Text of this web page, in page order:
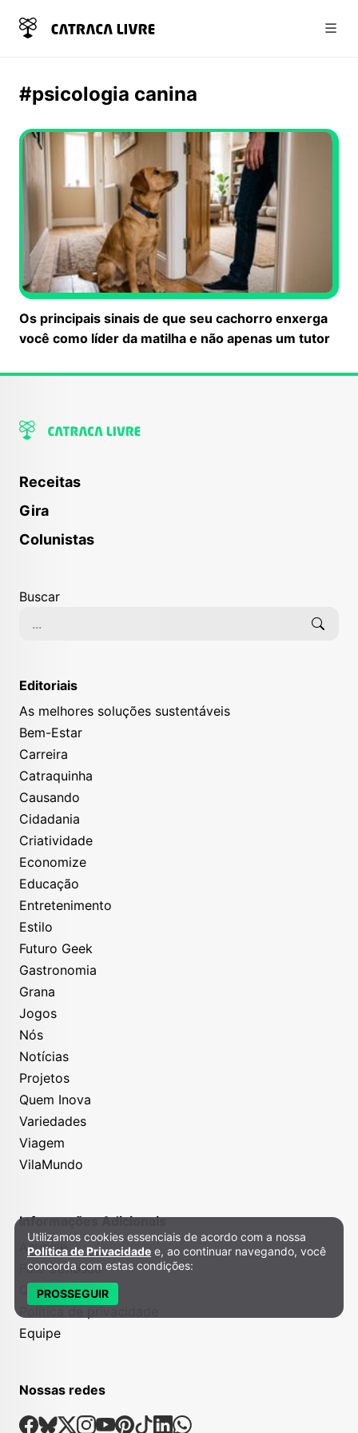
#psicologia canina
Os principais sinais de que seu cachorro enxerga
você como líder da matilha e não apenas um tutor
Receitas
Gira
Colunistas
Buscar
Editoriais
As melhores soluções sustentáveis
Bem-Estar
Carreira
Catraquinha
Causando
Cidadania
Criatividade
Economize
Educação
Entretenimento
Estilo
Futuro Geek
Gastronomia
Grana
Jogos
Nós
Notícias
Projetos
Quem Inova
Variedades
Viagem
VilaMundo
Informações Adicionais
Anuncie
Fale Conosco
Quem somos
Equipe
Nossas redes
Nossas Redes Sociais
Facebook
Bsky
X Instagram
Youtube
Pinterest
TiktokLinkedin
Whatsapp
Política de Privacidade e Cookies
Utilizamos cookies essenciais de acordo com a nossa
Política de Privacidade e, ao continuar navegando, você
concorda com estas condições:
PROSSEGUIR